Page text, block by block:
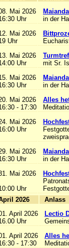
Mai 2026
Uhr
in der
Mai 2026
Uhr
Mai 2026
Uhr
mit Sr.
Mai 2026
Uhr
in der
Mai 2026
- 17:30
Alles
Mai 2026
Uhr
Mai 2026
Uhr
in der
Mai 2026
Uhr
2026
April 2026
Uhr
Lectio
April 2026
- 17:30
Alles